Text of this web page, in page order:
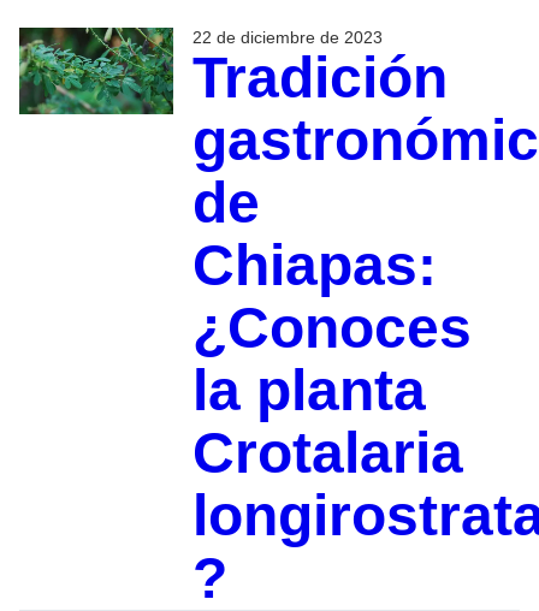
22 de diciembre de 2023
Tradición
de
Chiapas:
¿Conoces
la planta
Crotalaria
?